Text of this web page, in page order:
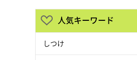
人気キーワード
しつけ